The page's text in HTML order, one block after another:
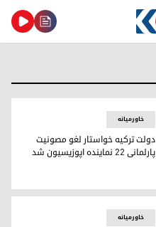
خاورمیانه
دولت ترکیه خواستار لغو مصونیت
پارلمانی ۲۲ نماینده اپوزیسیون شد
خاورمیانه